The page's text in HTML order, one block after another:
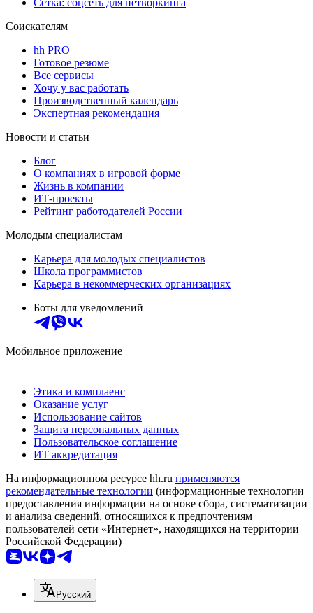
Соискателям
hh PRO
Готовое резюме
Все сервисы
Хочу у вас работать
Производственный календарь
Экспертная рекомендация
Новости и статьи
Блог
О компаниях в игровой форме
Жизнь в компании
ИТ-проекты
Рейтинг работодателей России
Молодым специалистам
Карьера для молодых специалистов
Школа программистов
Карьера в некоммерческих организациях
Боты для уведомлений
Мобильное приложение
Этика и комплаенс
Оказание услуг
Использование сайтов
Защита персональных данных
Пользовательское соглашение
ИТ аккредитация
На информационном ресурсе hh.ru применяются
рекомендательные технологии (информационные технологии
предоставления информации на основе сбора, систематизации
и анализа сведений, относящихся к предпочтениям
пользователей сети «Интернет», находящихся на территории
Российской Федерации)
Русский